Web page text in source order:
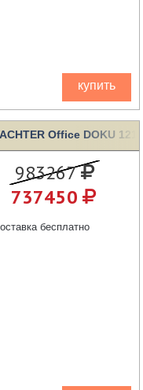
купить
Office DOKU 121
983267
737450
бесплатно